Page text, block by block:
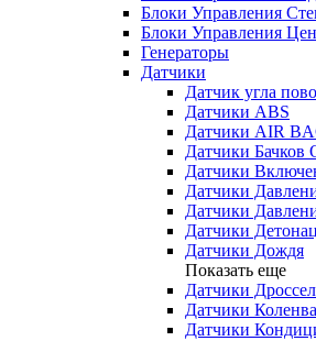
Блоки Управления
Блоки Управления
Генераторы
Датчики
Датчик угла
Датчики ABS
Датчики AIR
Датчики Бачков
Датчики
Датчики
Датчики
Датчики
Датчики Дождя
Показать еще
Датчики
Датчики
Датчики